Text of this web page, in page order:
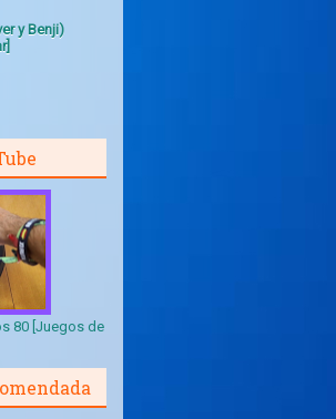
y Benji)
80 [Juegos de